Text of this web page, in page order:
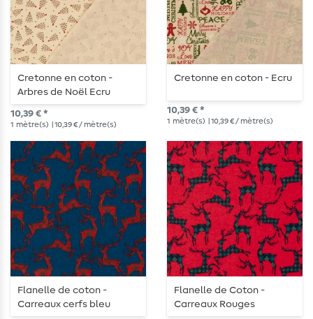
Cretonne en coton -
Arbres de Noël Ecru
10,39 € *
1 mètre(s) | 10,39 € / mètre(s)
Cretonne en coton - Ecru
10,39 € *
1 mètre(s) | 10,39 € / mètre(s)
Flanelle de coton -
Carreaux cerfs bleu
Flanelle de Coton -
Carreaux Rouges